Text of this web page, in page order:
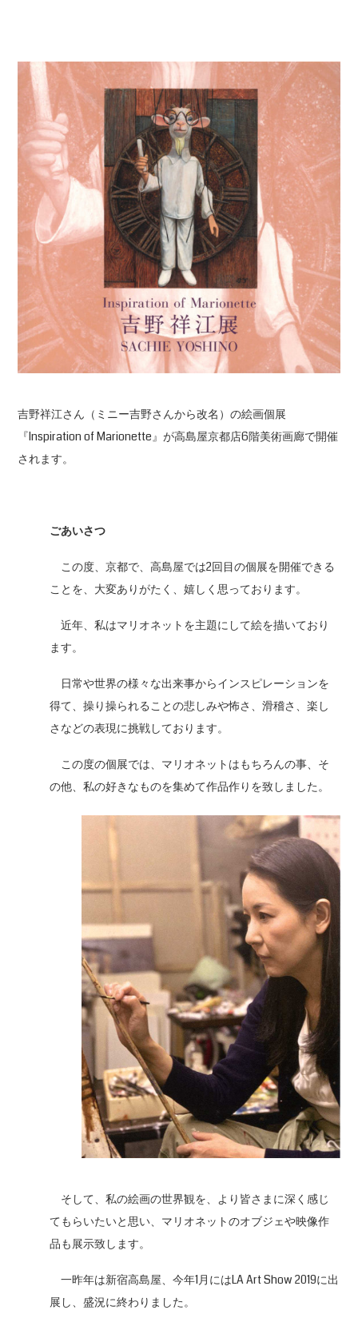
吉野祥江さん（ミニー吉野さんから改名）の絵画個展
『Inspiration of Marionette』が高島屋京都店6階美術画廊で開催
されます。
ごあいさつ
この度、京都で、高島屋では2回目の個展を開催できる
ことを、大変ありがたく、嬉しく思っております。
近年、私はマリオネットを主題にして絵を描いており
ます。
日常や世界の様々な出来事からインスピレーションを
得て、操り操られることの悲しみや怖さ、滑稽さ、楽し
さなどの表現に挑戦しております。
この度の個展では、マリオネットはもちろんの事、そ
の他、私の好きなものを集めて作品作りを致しました。
そして、私の絵画の世界観を、より皆さまに深く感じ
てもらいたいと思い、マリオネットのオブジェや映像作
品も展示致します。
一昨年は新宿高島屋、今年1月にはLA Art Show 2019に出
展し、盛況に終わりました。